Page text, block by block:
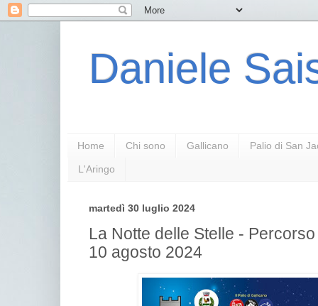
Daniele
Home Chi sono Gallicano Palio di San
L'Aringo
martedì 30 luglio 2024
La Notte delle Stelle -
10 agosto 2024